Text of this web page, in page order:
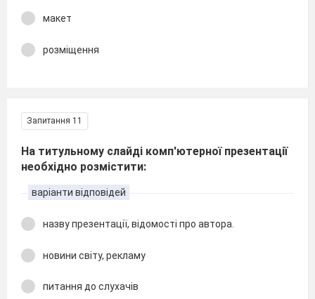
макет
розміщення
Запитання 11
На титульному слайді комп'ютерної презентації
необхідно розмістити:
варіанти відповідей
назву презентації, відомості про автора.
новини світу, рекламу
питання до слухачів